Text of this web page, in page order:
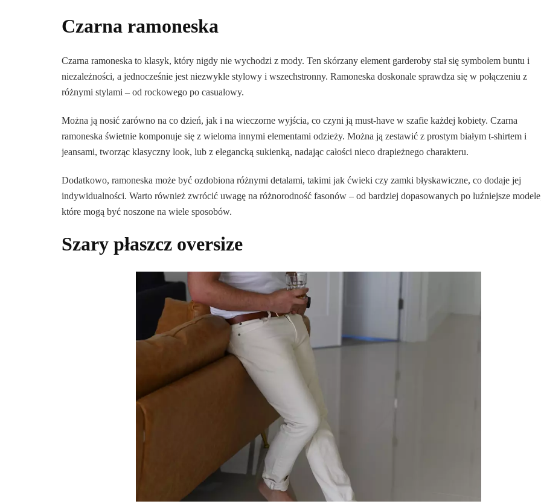
Czarna ramoneska
Czarna ramoneska to klasyk, który nigdy nie wychodzi z mody. Ten skórzany element garderoby stał się symbolem buntu i
niezależności, a jednocześnie jest niezwykle stylowy i wszechstronny. Ramoneska doskonale sprawdza się w połączeniu z
różnymi stylami – od rockowego po casualowy.
Można ją nosić zarówno na co dzień, jak i na wieczorne wyjścia, co czyni ją must-have w szafie każdej kobiety. Czarna
ramoneska świetnie komponuje się z wieloma innymi elementami odzieży. Można ją zestawić z prostym białym t-shirtem i
jeansami, tworząc klasyczny look, lub z elegancką sukienką, nadając całości nieco drapieżnego charakteru.
Dodatkowo, ramoneska może być ozdobiona różnymi detalami, takimi jak ćwieki czy zamki błyskawiczne, co dodaje jej
indywidualności. Warto również zwrócić uwagę na różnorodność fasonów – od bardziej dopasowanych po luźniejsze
które mogą być noszone na wiele sposobów.
Szary płaszcz oversize